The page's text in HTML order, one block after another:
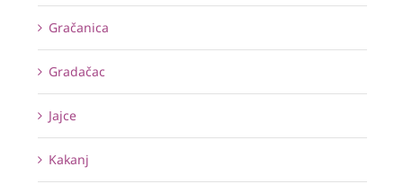
Gračanica
Gradačac
Jajce
Kakanj